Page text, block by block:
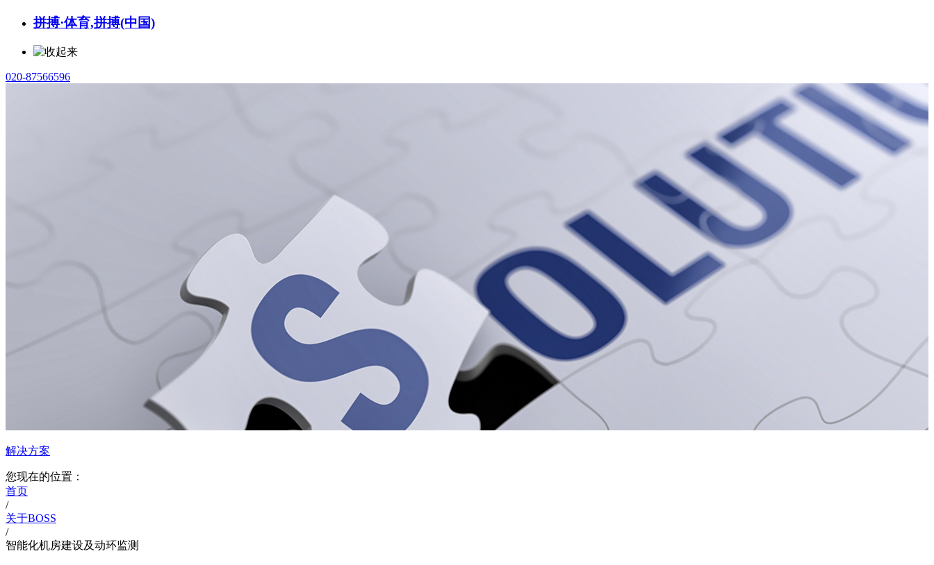
拼搏·体育,拼搏(中国)
020-87566596
解决方案
您现在的位置：
首页
/
关于BOSS
/
智能化机房建设及动环监测